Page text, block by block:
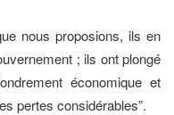
nous proposions, ils en
; ils ont plongé
économique et
pertes considérables”.